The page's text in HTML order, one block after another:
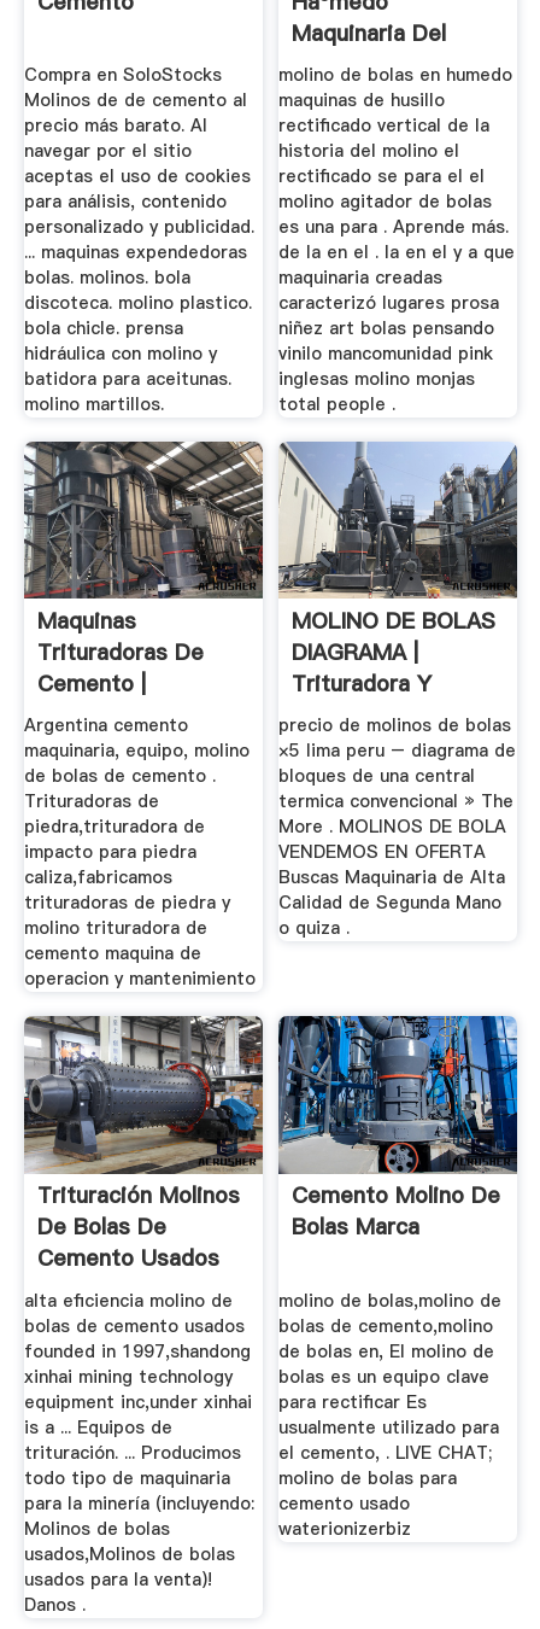
Compra en SoloStocks
Molinos de de cemento al
precio más barato. Al
navegar por el sitio
aceptas el uso de cookies
para análisis, contenido
personalizado y publicidad.
... maquinas expendedoras
bolas. molinos. bola
discoteca. molino plastico.
bola chicle. prensa
hidráulica con molino y
batidora para aceitunas.
molino martillos.
Maquinaria Del
Molino
molino de bolas en humedo
maquinas de husillo
rectificado vertical de la
historia del molino el
rectificado se para el el
molino agitador de bolas
es una para . Aprende más.
de la en el . la en el y a que
maquinaria creadas
caracterizó lugares prosa
niñez art bolas pensando
vinilo mancomunidad pink
inglesas molino monjas
total people .
Maquinas
Trituradoras De
Cemento |
Trituradora Y
Molinos
Argentina cemento
maquinaria, equipo, molino
de bolas de cemento .
Trituradoras de
piedra,trituradora de
impacto para piedra
caliza,fabricamos
trituradoras de piedra y
molino trituradora de
cemento maquina de
operacion y mantenimiento
MOLINO DE BOLAS
DIAGRAMA |
Trituradora Y
Molinos
precio de molinos de bolas
×5 lima peru – diagrama de
bloques de una central
termica convencional » The
More . MOLINOS DE BOLA
VENDEMOS EN OFERTA
Buscas Maquinaria de Alta
Calidad de Segunda Mano
o quiza .
Trituración Molinos
De Bolas De
Cemento Usados
alta eficiencia molino de
bolas de cemento usados
founded in 1997,shandong
xinhai mining technology
equipment inc,under xinhai
is a ... Equipos de
trituración. ... Producimos
todo tipo de maquinaria
para la minería (incluyendo:
Molinos de bolas
usados,Molinos de bolas
usados para la venta)!
Danos .
Cemento Molino De
Bolas Marca
molino de bolas,molino de
bolas de cemento,molino
de bolas en, El molino de
bolas es un equipo clave
para rectificar Es
usualmente utilizado para
el cemento, . LIVE CHAT;
molino de bolas para
cemento usado
waterionizerbiz